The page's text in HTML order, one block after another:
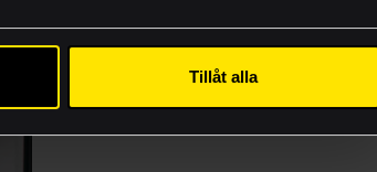
Tillåt alla